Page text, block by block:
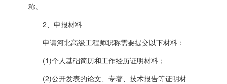
称。
2、申报材料
申请河北高级工程师职称需要提交以下材料：
(1)个人基础简历和工作经历证明材料；
(2)公开发表的论文、专著、技术报告等证明材